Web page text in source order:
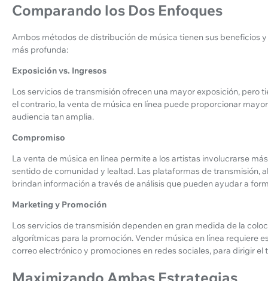
Comparando los Dos Enfoques
Ambos métodos de distribución de música tienen sus beneficios
más profunda:
Exposición vs. Ingresos
Los servicios de transmisión ofrecen una mayor exposición, pero
el contrario, la venta de música en línea puede proporcionar
audiencia tan amplia.
Compromiso
La venta de música en línea permite a los artistas involucrarse
sentido de comunidad y lealtad. Las plataformas de transmisión,
brindan información a través de análisis que pueden ayudar a
Marketing y Promoción
Los servicios de transmisión dependen en gran medida de la
algorítmicas para la promoción. Vender música en línea requiere
correo electrónico y promociones en redes sociales, para dirigir